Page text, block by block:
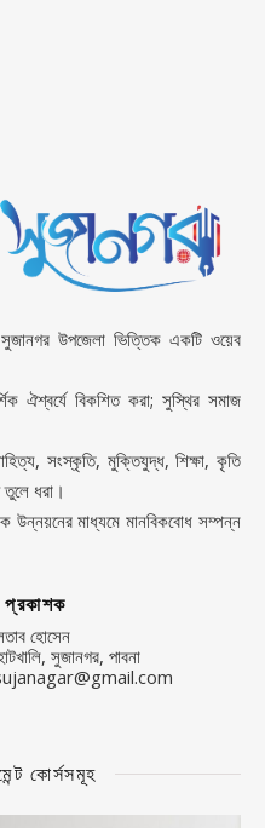
উপজেলা ভিত্তিক একটি ওয়েব
ঐশ্বর্যে বিকশিত করা; সুস্থির সমাজ
সংস্কৃতি, মুক্তিযুদ্ধ, শিক্ষা, কৃতি
তুলে ধরা।
উন্নয়নের মাধ্যমে মানবিকবোধ সম্পন্ন
হোসেন
সুজানগর, পাবনা
কোর্সসমূহ